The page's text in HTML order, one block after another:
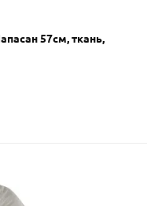
57см, ткань,